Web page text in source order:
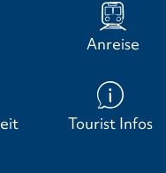
Anreise
Tourist Infos